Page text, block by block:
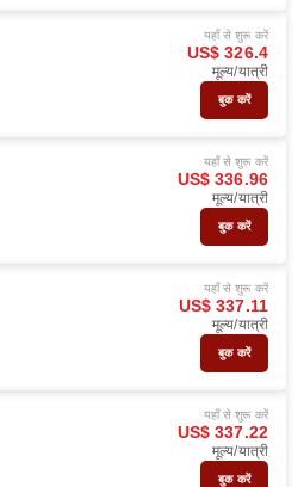
यहाँ से शुरू करें
US$ 326.4
मूल्य/यात्री
बुक करें
यहाँ से शुरू करें
US$ 336.96
मूल्य/यात्री
बुक करें
यहाँ से शुरू करें
US$ 337.11
मूल्य/यात्री
बुक करें
यहाँ से शुरू करें
US$ 337.22
मूल्य/यात्री
बुक करें